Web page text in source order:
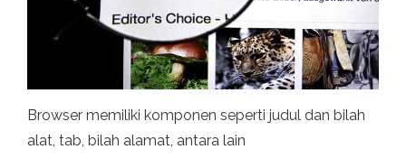
Browser memiliki komponen seperti judul dan bilah
alat, tab, bilah alamat, antara lain